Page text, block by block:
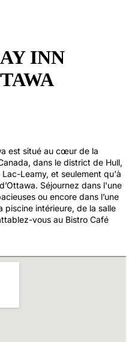
INN
est situé au cœur de la
dans le district de Hull,
Leamy, et seulement qu'à
Séjournez dans l'une
ou encore dans l’une
piscine intérieure, de la salle
vous au Bistro Café